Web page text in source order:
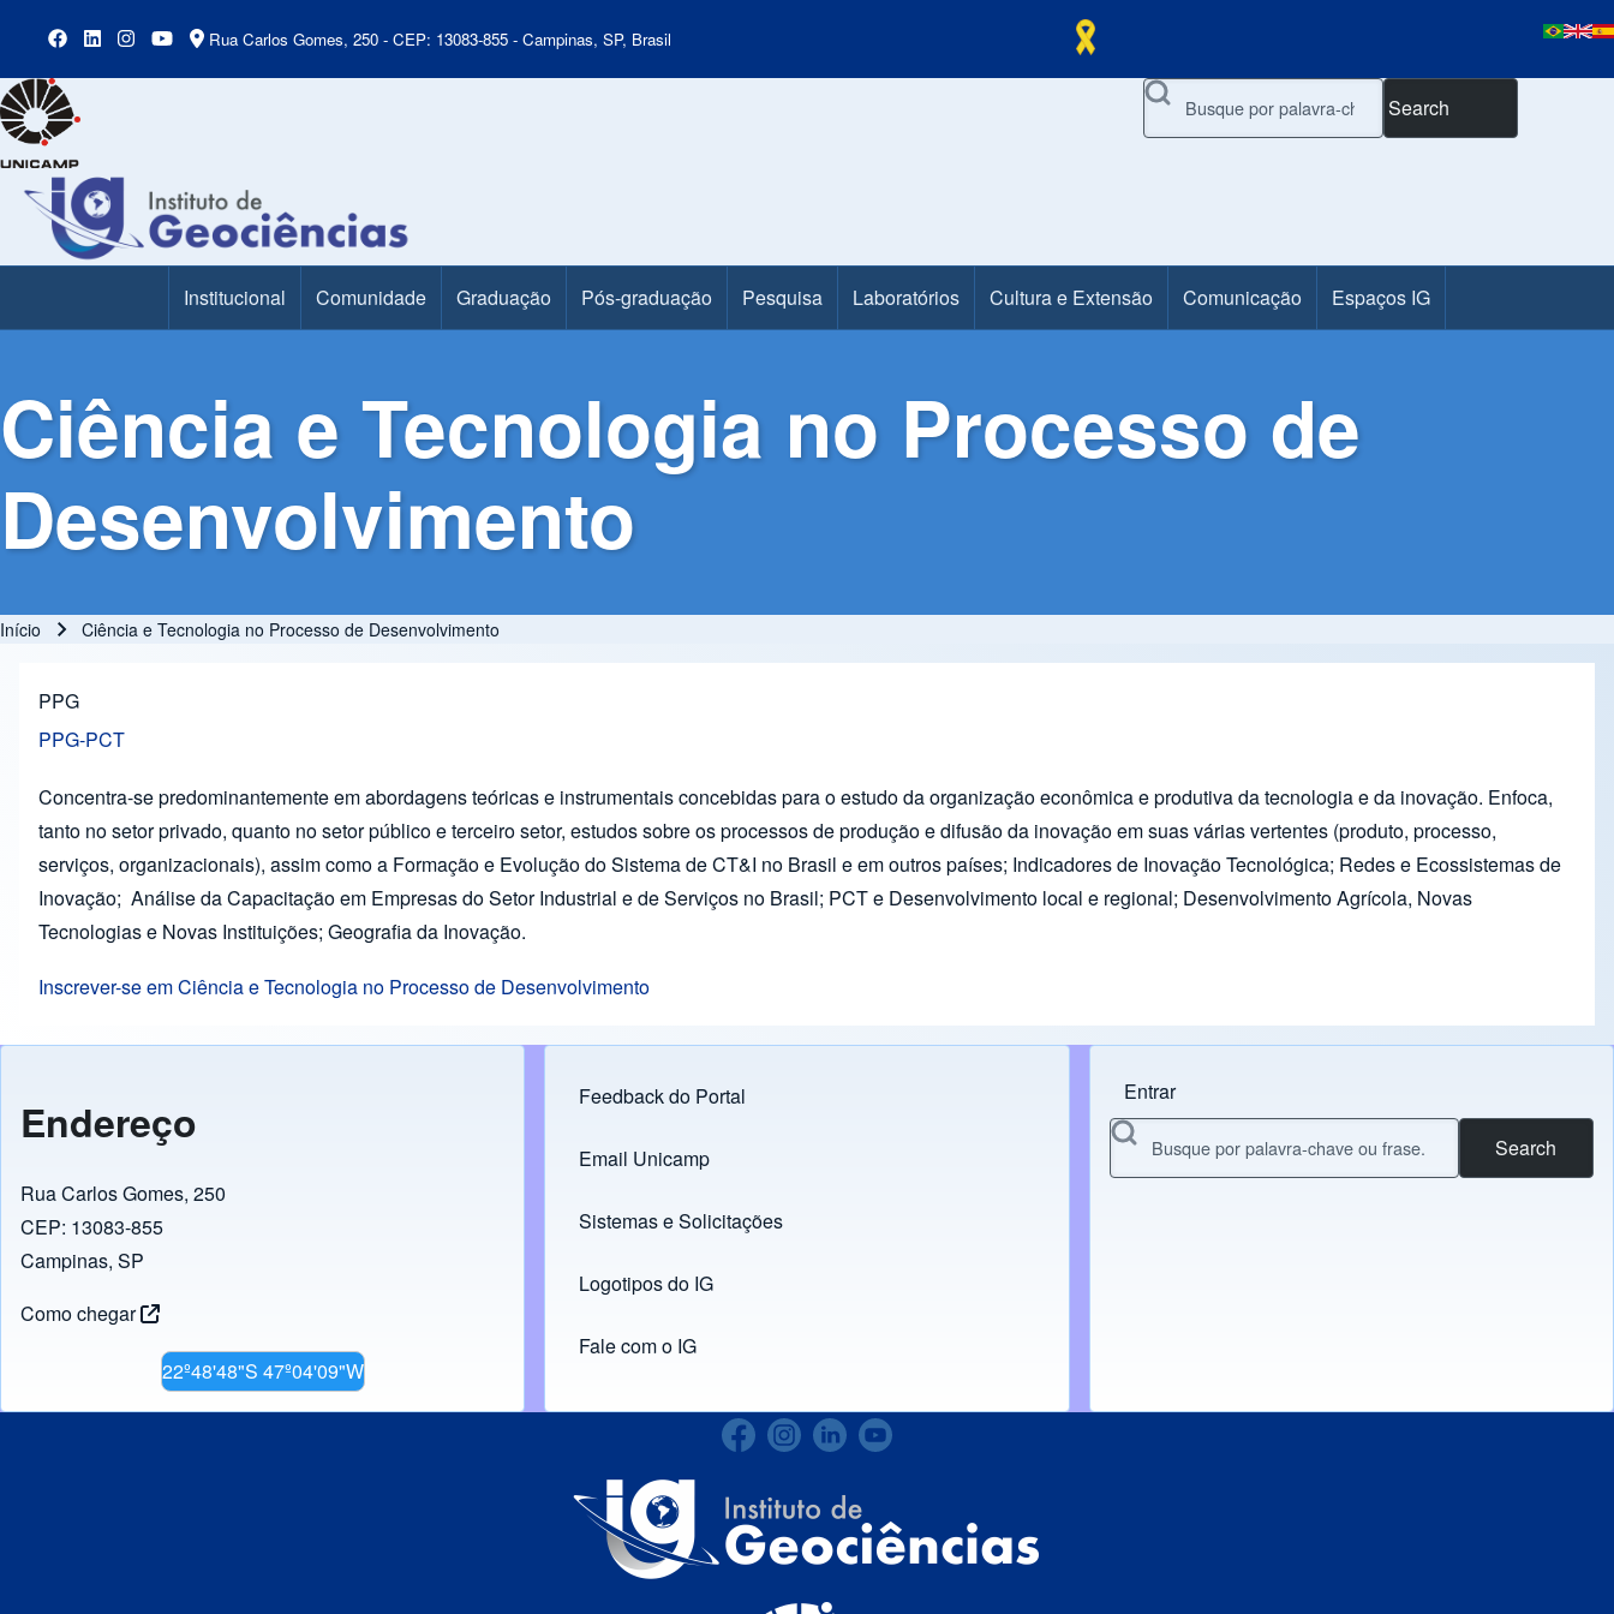
Rua Carlos Gomes, 250 - CEP: 13083-855 - Campinas, SP, Brasil
Search
Main MenuInstitucional Comunidade Graduação Pós-graduação Pesquisa Laboratórios Cultura e Extensão Comunicação Espaços IG
Ciência e Tecnologia no Processo de
Desenvolvimento
Início Ciência e Tecnologia no Processo de Desenvolvimento
PPG
PPG-PCT
Concentra-se predominantemente em abordagens teóricas e instrumentais concebidas para o estudo da organização econômica e produtiva da tecnologia e da inovação. Enfoca,
tanto no setor privado, quanto no setor público e terceiro setor, estudos sobre os processos de produção e difusão da inovação em suas várias vertentes (produto, processo,
serviços, organizacionais), assim como a Formação e Evolução do Sistema de CT&I no Brasil e em outros países; Indicadores de Inovação Tecnológica; Redes e Ecossistemas de
Inovação; Análise da Capacitação em Empresas do Setor Industrial e de Serviços no Brasil; PCT e Desenvolvimento local e regional; Desenvolvimento Agrícola, Novas
Tecnologias e Novas Instituições; Geografia da Inovação.
Inscrever-se em Ciência e Tecnologia no Processo de Desenvolvimento
Endereço
Rua Carlos Gomes, 250
CEP: 13083-855
Campinas, SP
Como chegar
22º48'48"S 47º04'09"W
Footer menu
Feedback do Portal
Links
Email Unicamp
(opens in new tab)
Sistemas e Solicitações
(opens in new tab)
Logotipos do IG
(opens in new tab)
Fale com o IG
Menu do usuário
Entrar
Search